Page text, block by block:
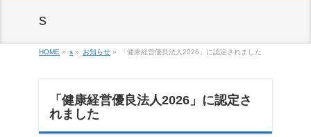
s
HOME » s » お知らせ » 「健康経営優良法人2026」に認定されました
「健康経営優良法人2026」に認定さ
れました